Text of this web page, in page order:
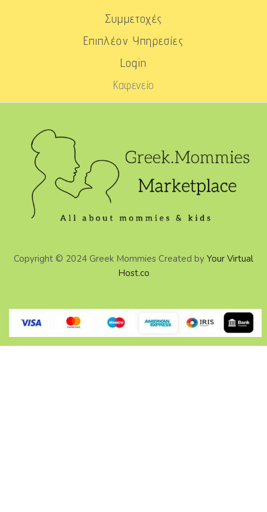
Συμμετοχές
Επιπλέον Υπηρεσίες
Login
Καφενείο
Copyright © 2024 Greek Mommies Created by Your Virtual
Host.co